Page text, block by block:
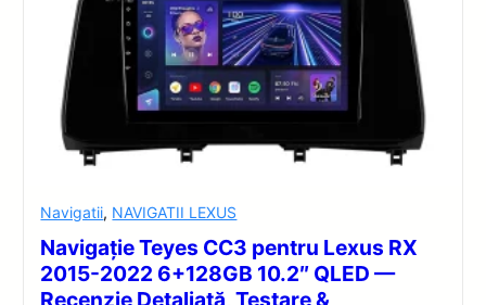
Navigatii, NAVIGATII LEXUS
Navigație Teyes CC3 pentru Lexus RX
2015-2022 6+128GB 10.2″ QLED —
Recenzie Detaliată, Testare &